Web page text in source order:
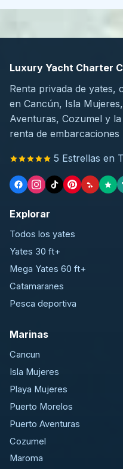
Luxury Yacht Charter
Renta privada de yates,
en Cancún, Isla
Aventuras, Cozumel y
renta de embarcaciones
5 Estrellas en
Explorar
Todos los yates
Yates 30 ft+
Mega Yates 60 ft+
Catamaranes
Pesca deportiva
Marinas
Cancun
Isla Mujeres
Playa Mujeres
Puerto Morelos
Puerto Aventuras
Cozumel
Maroma